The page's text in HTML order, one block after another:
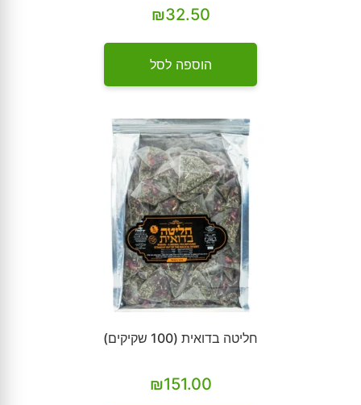
₪32.50
הוספה לסל
חליטה בדואית (100 שקיקים)
₪151.00